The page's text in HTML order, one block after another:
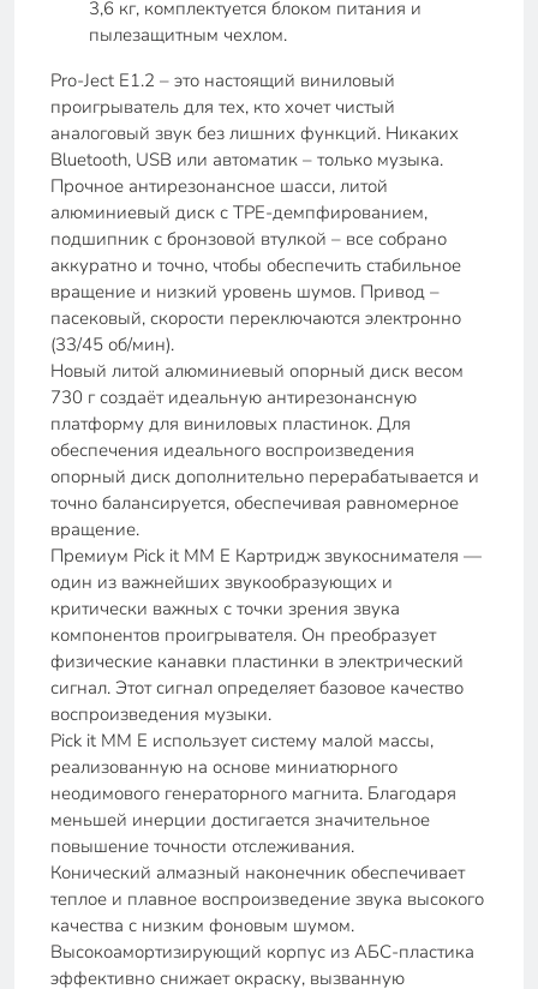
3,6 кг, комплектуется блоком питания и
пылезащитным чехлом.
Pro-Ject E1.2 – это настоящий виниловый
проигрыватель для тех, кто хочет чистый
аналоговый звук без лишних функций. Никаких
Bluetooth, USB или автоматик – только музыка.
Прочное антирезонансное шасси, литой
алюминиевый диск с TPE-демпфированием,
подшипник с бронзовой втулкой – все собрано
аккуратно и точно, чтобы обеспечить стабильное
вращение и низкий уровень шумов. Привод –
пасековый, скорости переключаются электронно
(33/45 об/мин).
Новый литой алюминиевый опорный диск весом
730 г создаёт идеальную антирезонансную
платформу для виниловых пластинок. Для
обеспечения идеального воспроизведения
опорный диск дополнительно перерабатывается и
точно балансируется, обеспечивая равномерное
вращение.
Премиум Pick it MM E Картридж звукоснимателя —
один из важнейших звукообразующих и
критически важных с точки зрения звука
компонентов проигрывателя. Он преобразует
физические канавки пластинки в электрический
сигнал. Этот сигнал определяет базовое качество
воспроизведения музыки.
Pick it MM E использует систему малой массы,
реализованную на основе миниатюрного
неодимового генераторного магнита. Благодаря
меньшей инерции достигается значительное
повышение точности отслеживания.
Конический алмазный наконечник обеспечивает
теплое и плавное воспроизведение звука высокого
качества с низким фоновым шумом.
Высокоамортизирующий корпус из АБС-пластика
эффективно снижает окраску, вызванную